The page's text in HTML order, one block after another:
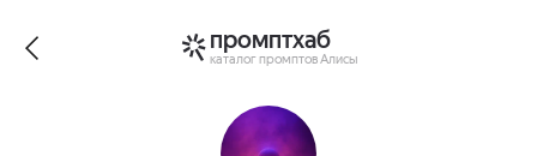
промптхаб
каталог промптов Алисы